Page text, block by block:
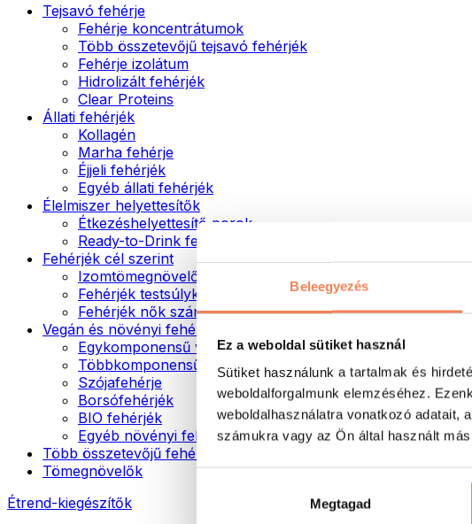
Beleegyezés
Ez a weboldal sütiket használ
Sütiket használunk a tartalmak és
weboldalforgalmunk elemzéséhez.
weboldalhasználatra vonatkozó adatait,
számukra vagy az Ön által használt
Megtagad
Tejsavó fehérje
Fehérje koncentrátumok
Több összetevőjű tejsavó fehérjék
Fehérje izolátum
Hidrolizált fehérjék
Clear Proteins
Állati fehérjék
Kollagén
Marha fehérje
Éjjeli fehérjék
Egyéb állati fehérjék
Élelmiszer helyettesítők
Étkezéshelyettesítő porok
Ready-to-Drink fehérjeitalok
Fehérjék cél szerint
Izomtömegnövelők
Fehérjék testsúlykontroll támogatásához
Fehérjék nők számára
Vegán és növényi fehérjék
Egykomponensű vegán fehérjék
Többkomponensű vegán fehérjék
Szójafehérje
Borsófehérjék
BIO fehérjék
Egyéb növényi fehérjék
Több összetevőjű fehérje
Tömegnövelők
Étrend-kiegészítők